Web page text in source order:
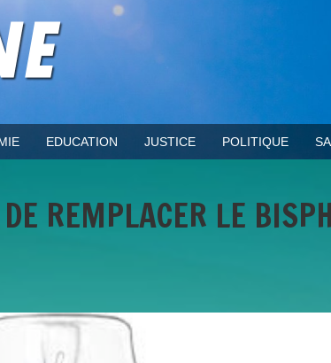
EDUCATION JUSTICE POLITIQUE
REMPLACER LE